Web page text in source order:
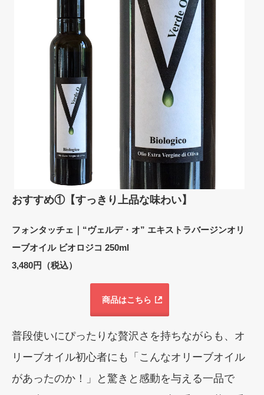
おすすめ①【すっきり上品な味わい】
フォンタッチェ｜“ヴェルデ・オ” エキストラバージンオリ
ーブオイル ビオロジコ 250ml
3,480円（税込）
商品はこちら
普段使いにぴったりな贅沢さを持ちながらも、オ
リーブオイル初心者にも「こんなオリーブオイル
があったのか！」と驚きと感動を与える一品で